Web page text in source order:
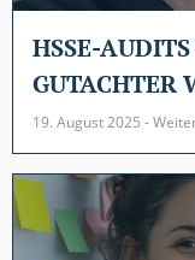
HSSE-
GUTACHTER
19. August 2025 -